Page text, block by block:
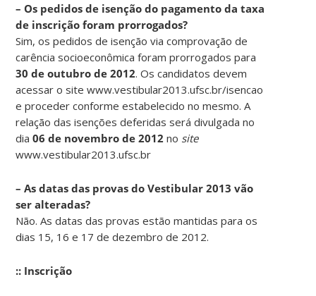
– Os pedidos de isenção do pagamento da taxa
de inscrição foram prorrogados?
Sim, os pedidos de isenção via comprovação de
carência socioeconômica foram prorrogados para
30 de outubro de 2012. Os candidatos devem
acessar o site www.vestibular2013.ufsc.br/isencao
e proceder conforme estabelecido no mesmo. A
relação das isenções deferidas será divulgada no
dia06 de novembro de 2012 no site
www.vestibular2013.ufsc.br
– As datas das provas do Vestibular 2013 vão
ser alteradas?
Não. As datas das provas estão mantidas para os
dias 15, 16 e 17 de dezembro de 2012.
:: Inscrição